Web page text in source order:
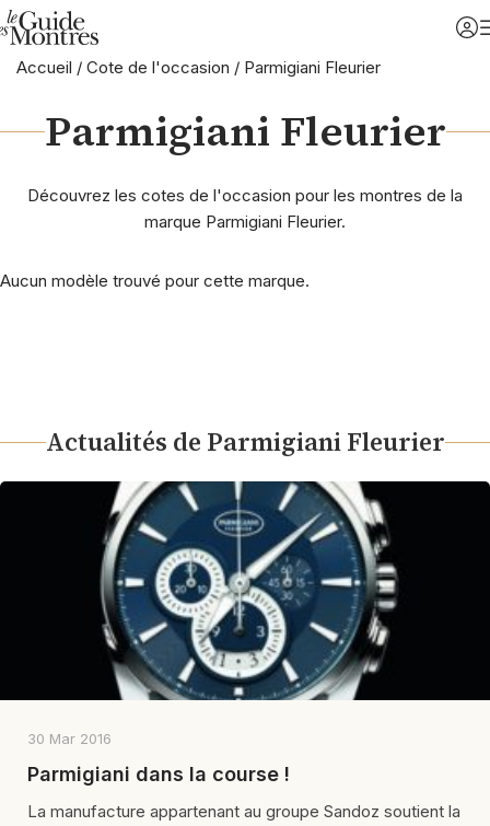
Accueil / Cote de l'occasion / Parmigiani Fleurier
Parmigiani Fleurier
Découvrez les cotes de l'occasion pour les montres de la
marque Parmigiani Fleurier.
Aucun modèle trouvé pour cette marque.
Actualités de Parmigiani Fleurier
30 Mar 2016
Parmigiani dans la course !
La manufacture appartenant au groupe Sandoz soutient la